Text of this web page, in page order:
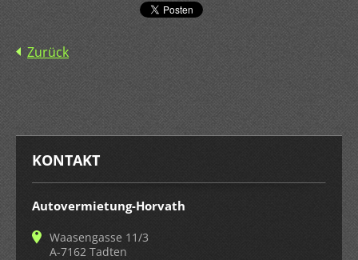
Zurück
KONTAKT
Autovermietung-Horvath
Waasengasse 11/3
A-7162 Tadten